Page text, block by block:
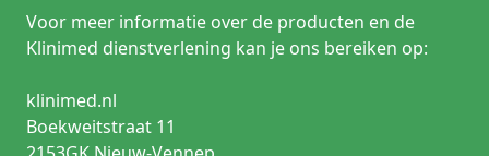
Voor meer informatie over de producten en de
Klinimed dienstverlening kan je ons bereiken op:
klinimed.nl
Boekweitstraat 11